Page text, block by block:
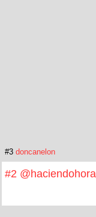
#3 doncanelon
#2 @haciendohora